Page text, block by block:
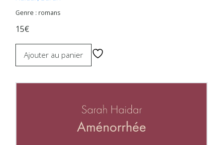
Genre : romans
15€
Ajouter au panier